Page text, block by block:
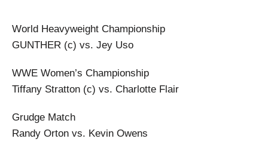
World Heavyweight Championship
GUNTHER (c) vs. Jey Uso
WWE Women’s Championship
Tiffany Stratton (c) vs. Charlotte Flair
Grudge Match
Randy Orton vs. Kevin Owens